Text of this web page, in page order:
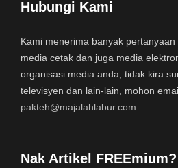
Hubungi Kami
Kami menerima banyak
media cetak dan juga media
organisasi media anda, tidak kira
televisyen dan lain-lain, mohon
pakteh@majalahlabur.com
Nak Artikel FREEmium?